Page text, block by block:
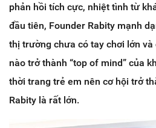
phản hồi tích cực, nhiệt tình từ
đầu tiên, Founder Rabity mạnh
thị trường chưa có tay chơi lớn
nào trở thành “top of mind” của
thời trang trẻ em nên cơ hội trở
Rabity là rất lớn.